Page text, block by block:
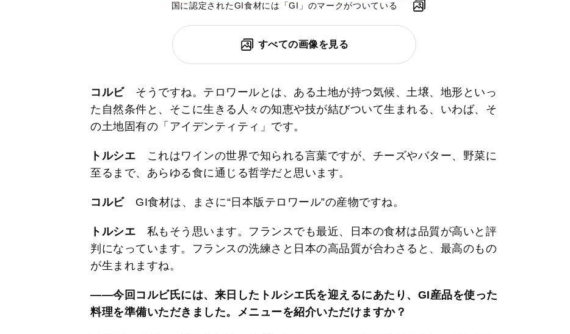
国に認定されたGI食材には「GI」のマークがついている
すべての画像を見る
コルビそうですね。テロワールとは、ある土地が持つ気候、土壌、地形といっ
た自然条件と、そこに生きる人々の知恵や技が結びついて生まれる、いわば、そ
の土地固有の「アイデンティティ」です。
トルシエ
これはワインの世界で知られる言葉ですが、チーズやバター、野菜に
至るまで、あらゆる食に通じる哲学だと思います。
コルビGI食材は、まさに“日本版テロワール”の産物ですね。
トルシエ 私もそう思います。フランスでも最近、日本の食材は品質が高いと評
判になっています。フランスの洗練さと日本の高品質が合わさると、最高のもの
が生まれますね。
――今回コルビ氏には、来日したトルシエ氏を迎えるにあたり、GI産品を使った
料理を準備いただきました。メニューを紹介いただけますか？